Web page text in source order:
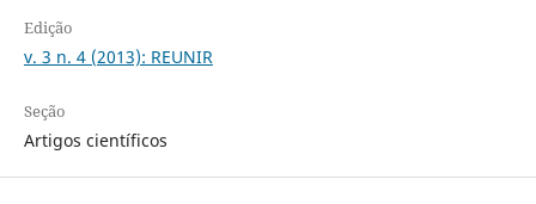
Edição
v. 3 n. 4 (2013): REUNIR
Seção
Artigos científicos